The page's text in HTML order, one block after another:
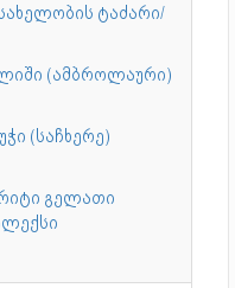
ტაძარი/
(ამბროლაური)
(საჩხერე)
გელათი